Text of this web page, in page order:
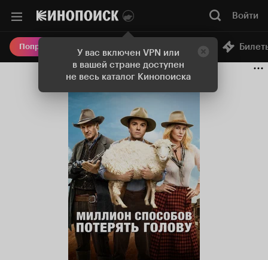
У вас включен VPN или
в вашей стране доступен
не весь каталог Кинопоиска
Войти
Попробовать Плюс Онлайн-кинотеатр